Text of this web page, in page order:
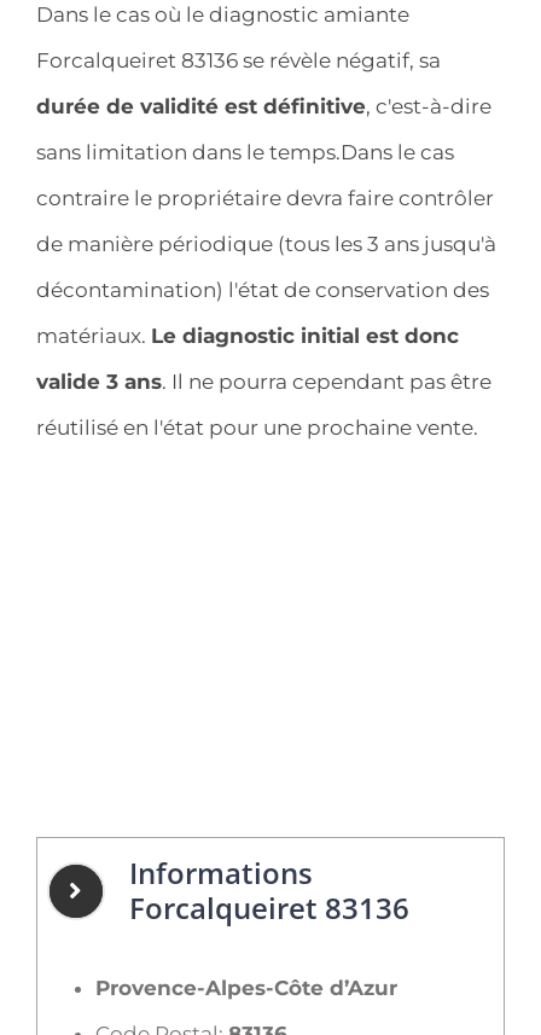
Dans le cas où le diagnostic amiante
Forcalqueiret 83136 se révèle négatif, sa
durée de validité est définitive, c'est-à-dire
sans limitation dans le temps.Dans le cas
contraire le propriétaire devra faire contrôler
de manière périodique (tous les 3 ans jusqu'à
décontamination) l'état de conservation des
matériaux. Le diagnostic initial est donc
valide 3 ans. Il ne pourra cependant pas être
réutilisé en l'état pour une prochaine vente.
Informations
Forcalqueiret 83136
Provence-Alpes-Côte d’Azur